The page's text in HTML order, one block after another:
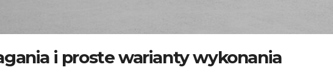
i proste warianty wykonania